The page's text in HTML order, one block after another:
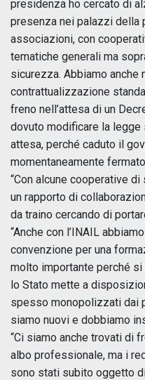
presidenza ho cercato di
presenza nei palazzi della
associazioni, con
tematiche generali ma
sicurezza. Abbiamo anche
contrattualizzazione
freno nell’attesa di un
dovuto modificare la legge
attesa, perché caduto il
momentaneamente
“Con alcune cooperative
un rapporto di
da traino cercando di
“Anche con l’INAIL
convenzione per una
molto importante perché
lo Stato mette a
spesso monopolizzati dai
siamo nuovi e dobbiamo
“Ci siamo anche trovati di
albo professionale, ma i
sono stati subito oggetto